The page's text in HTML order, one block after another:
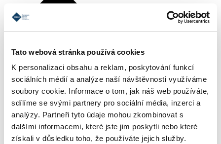
Tato webová stránka používá cookies
K personalizaci obsahu a reklam, poskytování funkcí
sociálních médií a analýze naší návštěvnosti využíváme
soubory cookie. Informace o tom, jak náš web používáte,
sdílíme se svými partnery pro sociální média, inzerci a
analýzy. Partneři tyto údaje mohou zkombinovat s
dalšími informacemi, které jste jim poskytli nebo které
získali v důsledku toho, že používáte jejich služby.